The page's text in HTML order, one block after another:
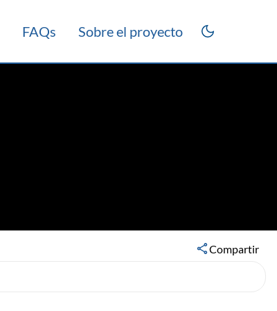
FAQs Sobre el proyecto
Compartir